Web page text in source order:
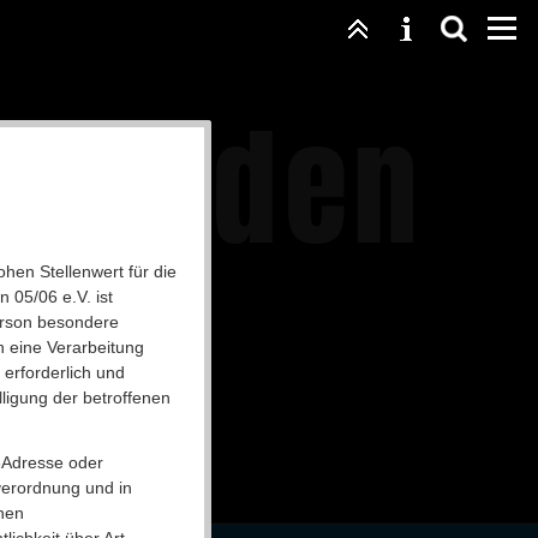
und Rolf Haukamp (2.
Stellenwert für die
05/06 e.V. ist
besondere
eine Verarbeitung
und
der betroffenen
oder
und in